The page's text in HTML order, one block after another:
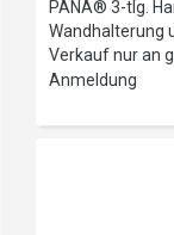
PANA® 3-tlg.
Wandhalterung
Verkauf nur an
Anmeldung